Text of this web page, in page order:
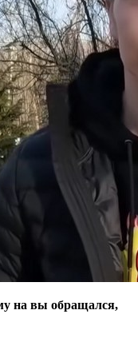
на вы обращался,